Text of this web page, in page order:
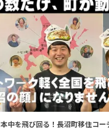
本中を飛び回る！長沼町移住コ